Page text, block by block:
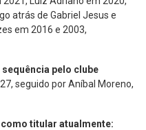
atrás de Gabriel Jesus e
em 2016 e 2003,
pelo clube
seguido por Aníbal Moreno,
titular atualmente: